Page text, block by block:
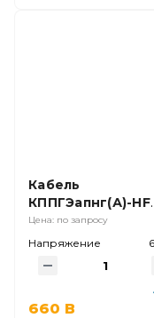
660 В
Кабель
КППГЭапнг(А)-HF
5х0,75
Цена: по запросу
Напряжение